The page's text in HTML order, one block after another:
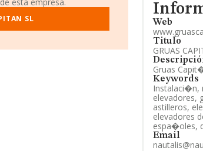
la posición 88.779 a 74.445,
ranking:
compañías comoHemodialisis
SL Web
Titulo
GRUAS
Gruas
Keywords
Instalaci�n,
elevadores,
astilleros,
elevadores
espa�oles,
Email